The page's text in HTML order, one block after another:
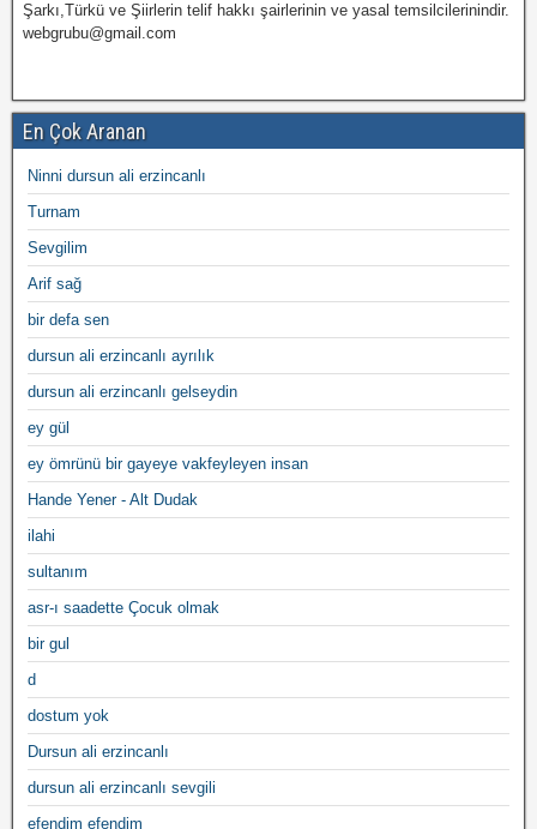
Şarkı,Türkü ve Şiirlerin telif hakkı şairlerinin ve yasal temsilcilerinindir.
webgrubu@gmail.com
En Çok Aranan
Ninni dursun ali erzincanlı
Turnam
Sevgilim
Arif sağ
bir defa sen
dursun ali erzincanlı ayrılık
dursun ali erzincanlı gelseydin
ey gül
ey ömrünü bir gayeye vakfeyleyen insan
Hande Yener - Alt Dudak
ilahi
sultanım
asr-ı saadette Çocuk olmak
bir gul
d
dostum yok
Dursun ali erzincanlı
dursun ali erzincanlı sevgili
efendim efendim